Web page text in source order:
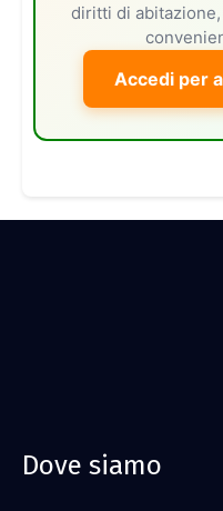
diritti di
Accedi per
Dove siamo